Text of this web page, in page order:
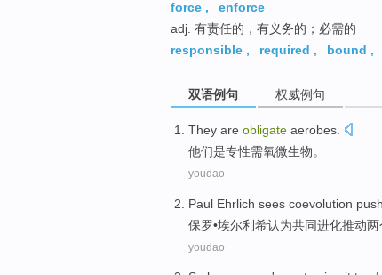
force ,
enforce
adj. 有责任的，有义务的；必需的
responsible , required , bound ,
双语例句 权威例句
They are obligate aerobes
他们是专性需氧微生物。
youdao
Paul Ehrlich sees coevolution
保罗•埃尔利希认为共同进化推动两
youdao